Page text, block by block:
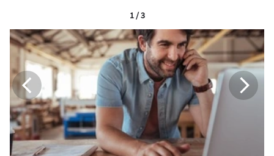
1 / 3